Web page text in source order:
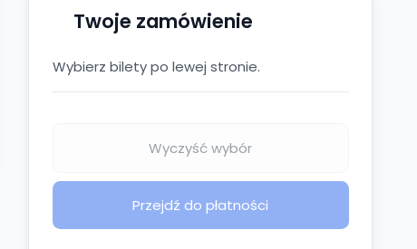
Twoje zamówienie
Wybierz bilety po lewej stronie.
Wyczyść wybór
Przejdź do płatności